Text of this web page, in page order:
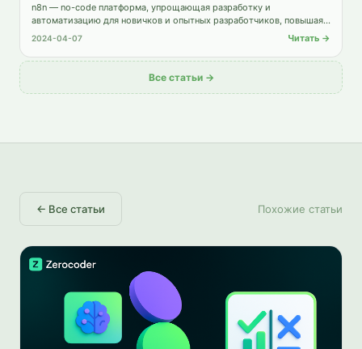
n8n — no-code платформа, упрощающая разработку и
автоматизацию для новичков и опытных разработчиков, повышая
продуктивность и ускоряя создание приложений.
2024-04-07 Читать →
Все статьи →
← Все статьи Похожие статьи